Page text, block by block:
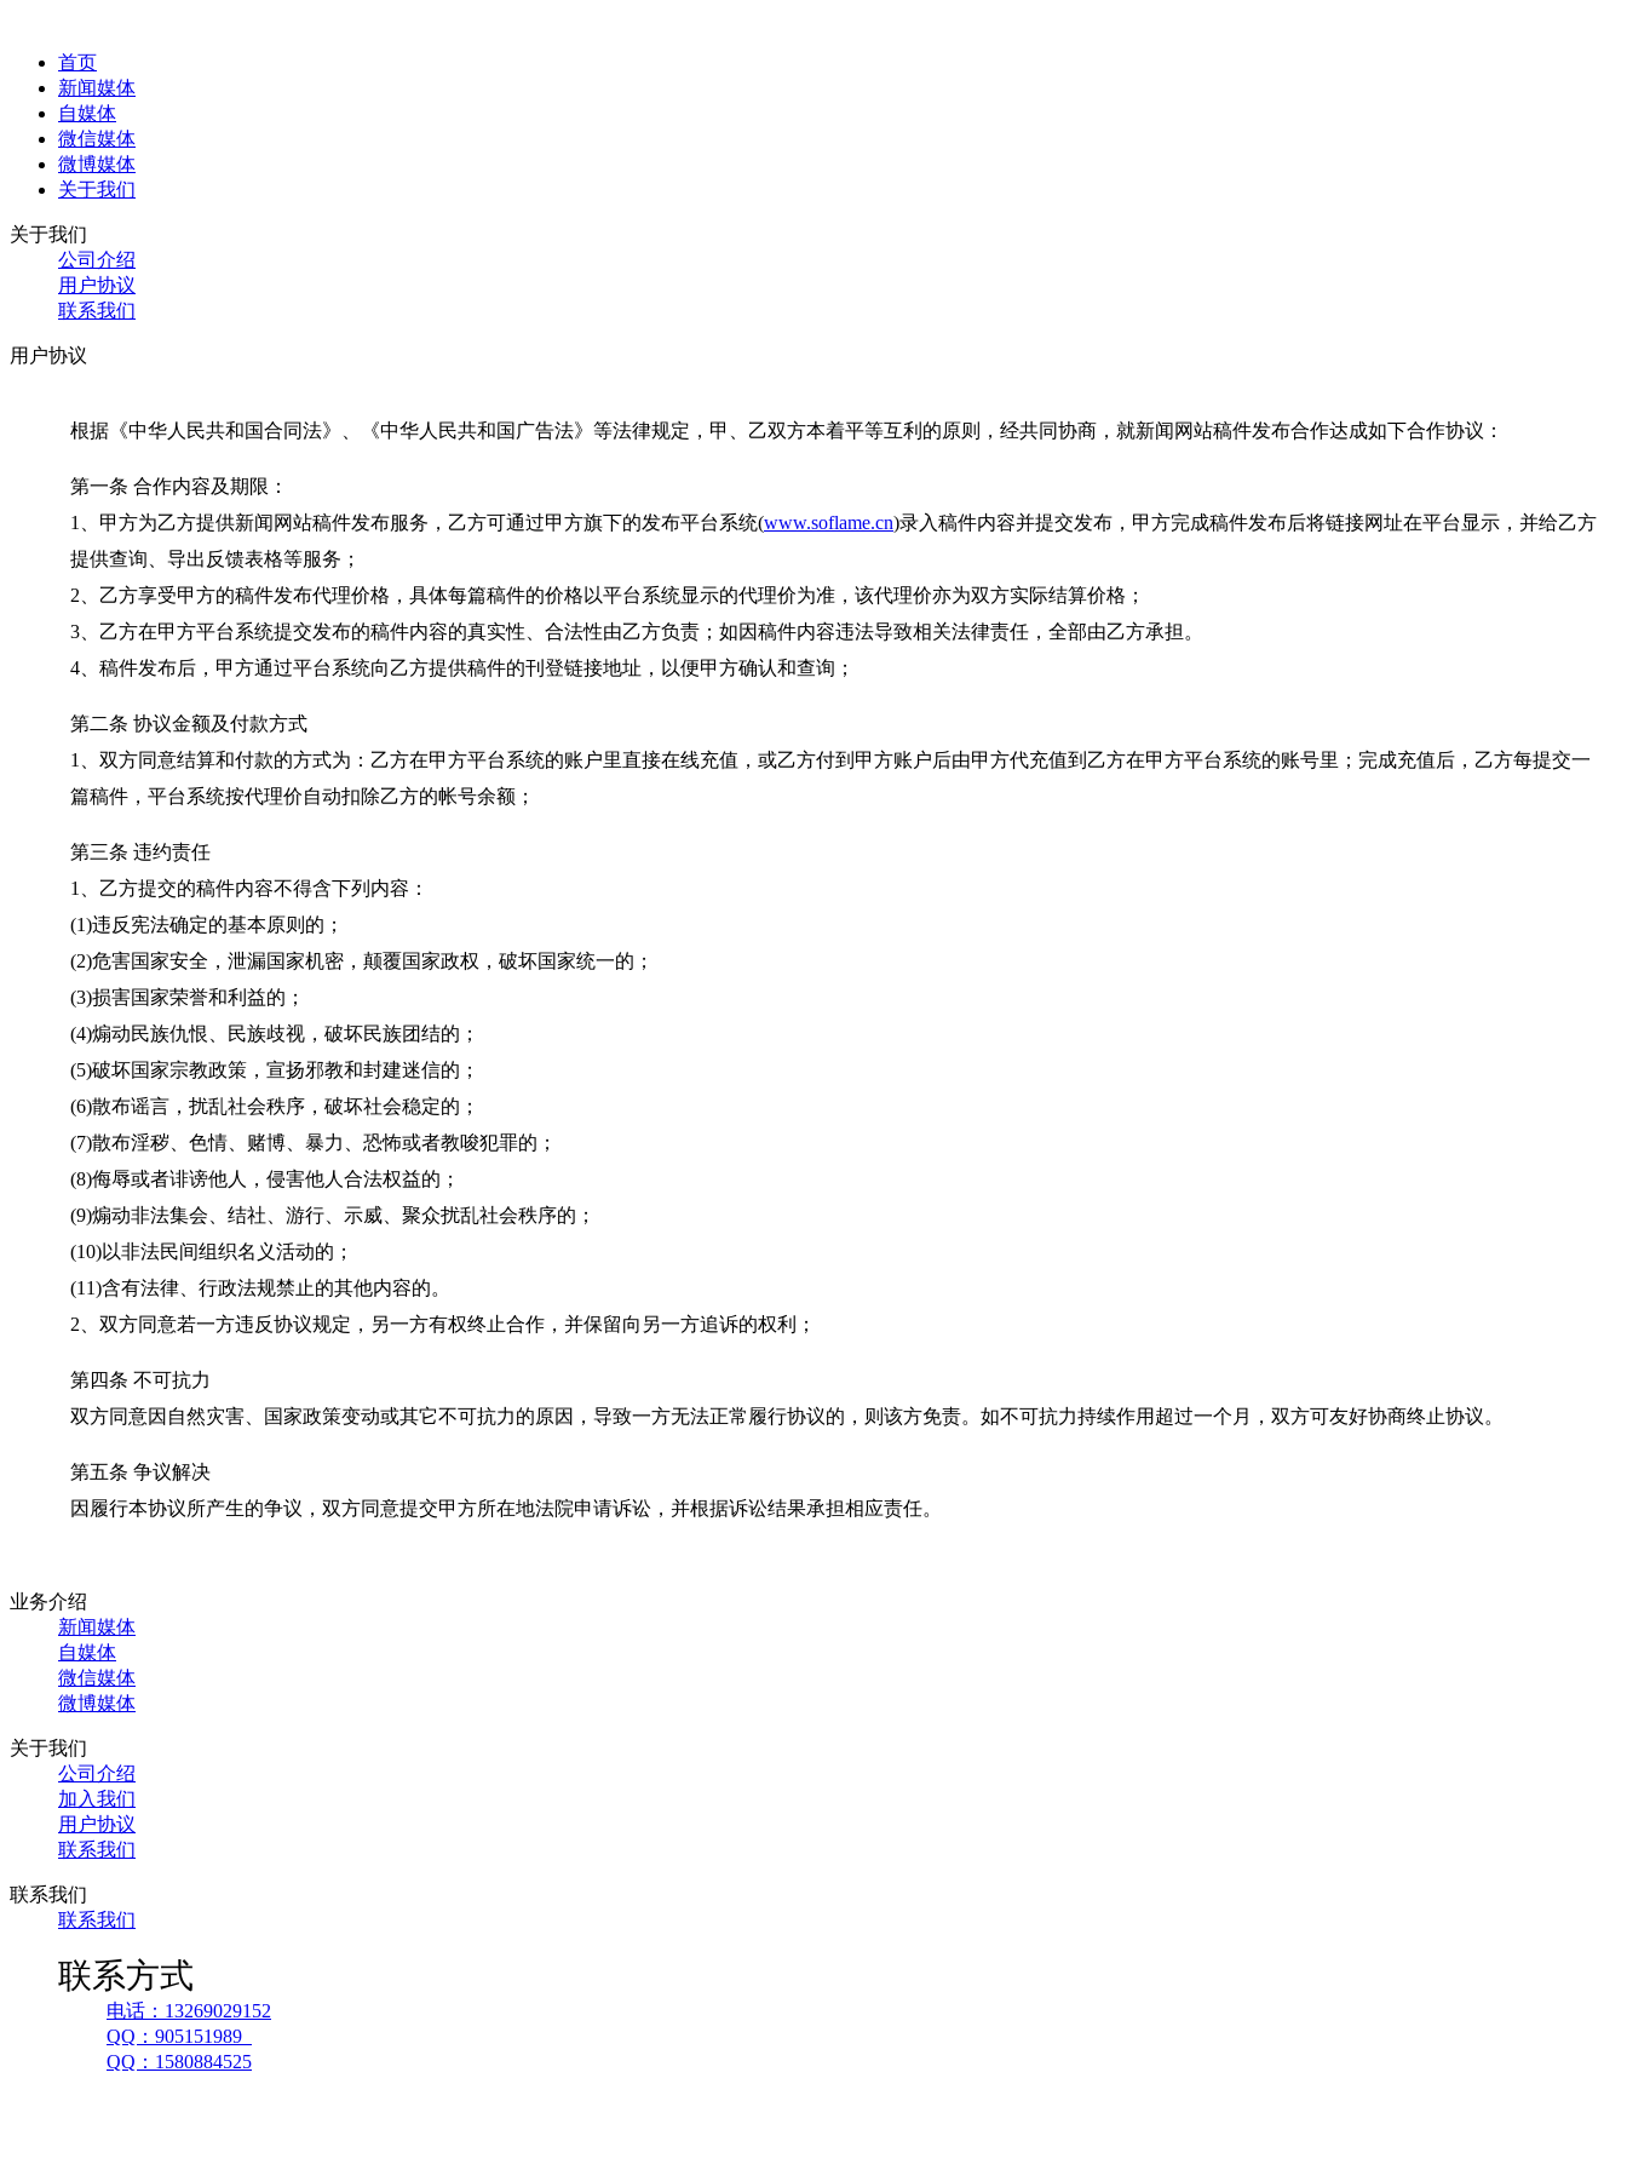
首页
新闻媒体
自媒体
微信媒体
微博媒体
关于我们
关于我们
公司介绍
用户协议
联系我们
用户协议
根据《中华人民共和国合同法》、《中华人民共和国广告法》等法律规定，甲、乙双方本着平等互利的原则，经共同协商，就新闻网站稿件发布合作达成如下合作协议：
第一条 合作内容及期限：
1、甲方为乙方提供新闻网站稿件发布服务，乙方可通过甲方旗下的发布平台系统(www.soflame.cn)录入稿件内容并提交发布，甲方完成稿件发布后将链接网址在平台显示，并给乙方
提供查询、导出反馈表格等服务；
2、乙方享受甲方的稿件发布代理价格，具体每篇稿件的价格以平台系统显示的代理价为准，该代理价亦为双方实际结算价格；
3、乙方在甲方平台系统提交发布的稿件内容的真实性、合法性由乙方负责；如因稿件内容违法导致相关法律责任，全部由乙方承担。
4、稿件发布后，甲方通过平台系统向乙方提供稿件的刊登链接地址，以便甲方确认和查询；
第二条 协议金额及付款方式
1、双方同意结算和付款的方式为：乙方在甲方平台系统的账户里直接在线充值，或乙方付到甲方账户后由甲方代充值到乙方在甲方平台系统的账号里；完成充值后，乙方每提交一
篇稿件，平台系统按代理价自动扣除乙方的帐号余额；
第三条 违约责任
1、乙方提交的稿件内容不得含下列内容：
(1)违反宪法确定的基本原则的；
(2)危害国家安全，泄漏国家机密，颠覆国家政权，破坏国家统一的；
(3)损害国家荣誉和利益的；
(4)煽动民族仇恨、民族歧视，破坏民族团结的；
(5)破坏国家宗教政策，宣扬邪教和封建迷信的；
(6)散布谣言，扰乱社会秩序，破坏社会稳定的；
(7)散布淫秽、色情、赌博、暴力、恐怖或者教唆犯罪的；
(8)侮辱或者诽谤他人，侵害他人合法权益的；
(9)煽动非法集会、结社、游行、示威、聚众扰乱社会秩序的；
(10)以非法民间组织名义活动的；
(11)含有法律、行政法规禁止的其他内容的。
2、双方同意若一方违反协议规定，另一方有权终止合作，并保留向另一方追诉的权利；
第四条 不可抗力
双方同意因自然灾害、国家政策变动或其它不可抗力的原因，导致一方无法正常履行协议的，则该方免责。如不可抗力持续作用超过一个月，双方可友好协商终止协议。
第五条 争议解决
因履行本协议所产生的争议，双方同意提交甲方所在地法院申请诉讼，并根据诉讼结果承担相应责任。
业务介绍
新闻媒体
自媒体
微信媒体
微博媒体
关于我们
公司介绍
加入我们
用户协议
联系我们
联系我们
联系我们
联系方式
电话：13269029152
QQ：905151989
QQ：1580884525